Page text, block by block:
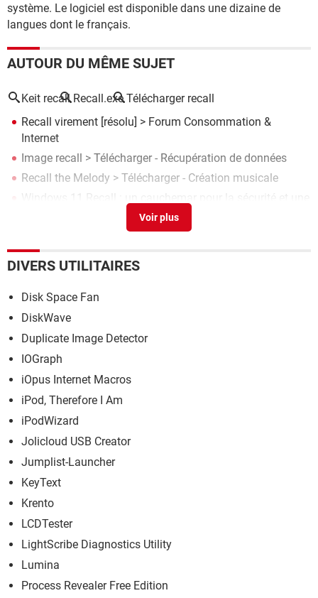
système. Le logiciel est disponible dans une dizaine de
langues dont le français.
AUTOUR DU MÊME SUJET
Keit recall Recall.exe Télécharger recall
Recall virement [résolu] > Forum Consommation &
Internet
Image recall > Télécharger - Récupération de données
Recall the Melody > Télécharger - Création musicale
Windows 11 Recall : un cauchemar pour la sécurité et une
aubaine pour les pirates> Accueil - Confidentialité
> Télécharger - Agendas & Calendriers
DIVERS UTILITAIRES
Disk Space Fan
DiskWave
Duplicate Image Detector
IOGraph
iOpus Internet Macros
iPod, Therefore I Am
iPodWizard
Jolicloud USB Creator
Jumplist-Launcher
KeyText
Krento
LCDTester
LightScribe Diagnostics Utility
Lumina
Process Revealer Free Edition